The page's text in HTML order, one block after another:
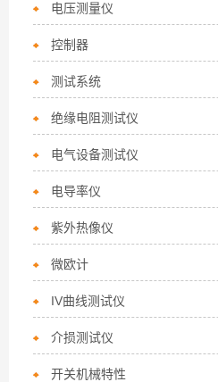
电压测量仪
控制器
测试系统
绝缘电阻测试仪
电气设备测试仪
电导率仪
紫外热像仪
微欧计
IV曲线测试仪
介损测试仪
开关机械特性